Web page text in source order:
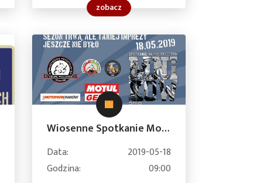
zobacz
Wiosenne Spotkanie Motocyklistów Mników 2019
Data:
2019-05-18
Godzina:
09:00